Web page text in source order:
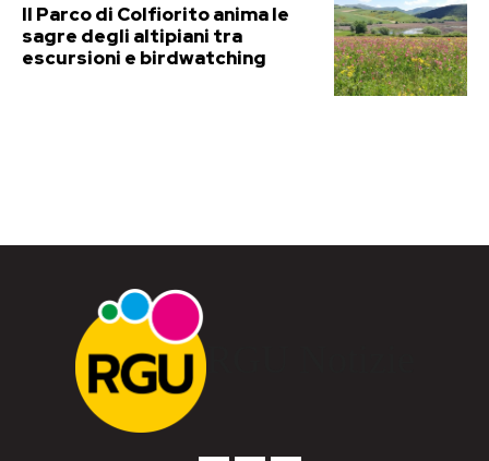
Il Parco di Colfiorito anima le
sagre degli altipiani tra
escursioni e birdwatching
RGU Notizie